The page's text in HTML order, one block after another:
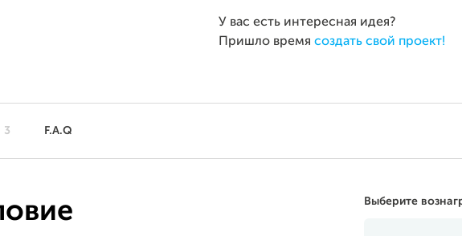
У вас есть интересная идея?
Пришло время создать свой проект!
3 F.A.Q
Выберите